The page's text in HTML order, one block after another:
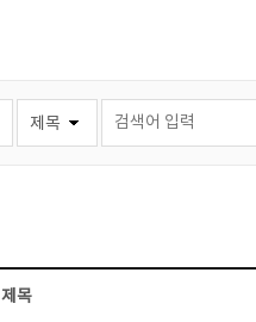
제목